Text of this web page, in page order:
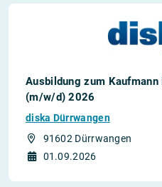
Ausbildung zum Kaufmann
(m/w/d) 2026
diska Dürrwangen
91602 Dürrwangen
01.09.2026